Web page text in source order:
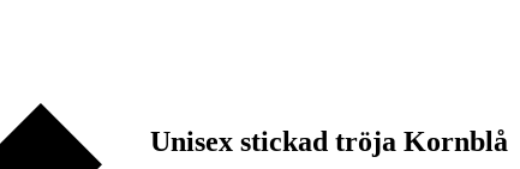
Unisex stickad tröja Kornblå